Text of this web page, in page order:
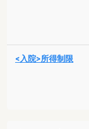
<入院>所得制限